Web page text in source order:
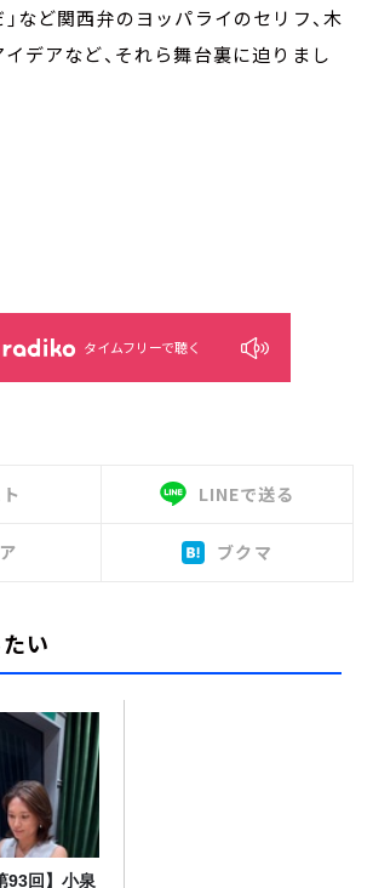
など関西弁のヨッパライのセリフ、木
デアなど、それら舞台裏に迫りまし
タイムフリーで聴く
LINEで送る
ブクマ
い
93回】小泉